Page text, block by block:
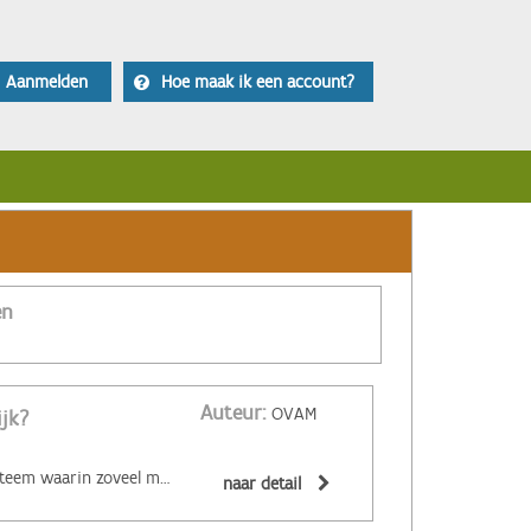
Aanmelden Hoe maak ik een account?
Auteur: OVAM
‌De circulaire economie is een economisch systeem waarin zoveel mogelijk producten en grondstoffen hergebruikt of hoogwaardig gerecycleerd worden. Materialen zijn (volledig) recycleerbaar of afbreekbaar, spullen worden hersteld, hebben een hoge tweedehandswaarde, zijn ‘upgradebaar’, kunnen makkelijk gedemonteerd worden en omgevormd tot nieuwe producten ... Zo wordt maximaal vermeden dat spullen hun waarde verliezen. De circulaire economie biedt een alternatief voor het huidige lineaire systeem. Daarin worden grondstoffen omgezet in producten die aan het einde van hun leven massaal afval worden. De Ellen MacArthur Foundation maakte er een inzichtelijk filmpje over: naar detail